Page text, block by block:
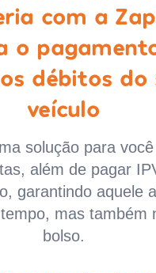
com a
o
débitos do
veículo
solução para
além de pagar
garantindo aquele
mas também
bolso.